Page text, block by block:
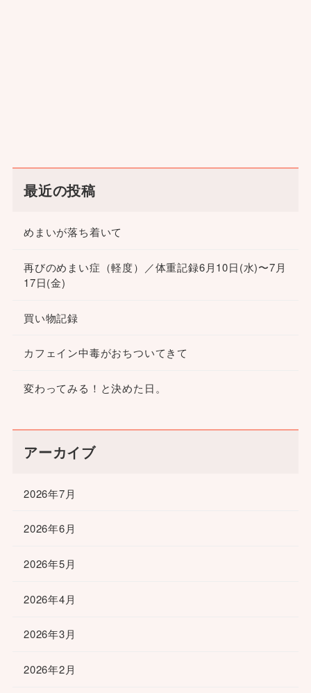
最近の投稿
めまいが落ち着いて
再びのめまい症（軽度）／体重記録6月10日(水)〜7月
17日(金)
買い物記録
カフェイン中毒がおちついてきて
変わってみる！と決めた日。
アーカイブ
2026年7月
2026年6月
2026年5月
2026年4月
2026年3月
2026年2月